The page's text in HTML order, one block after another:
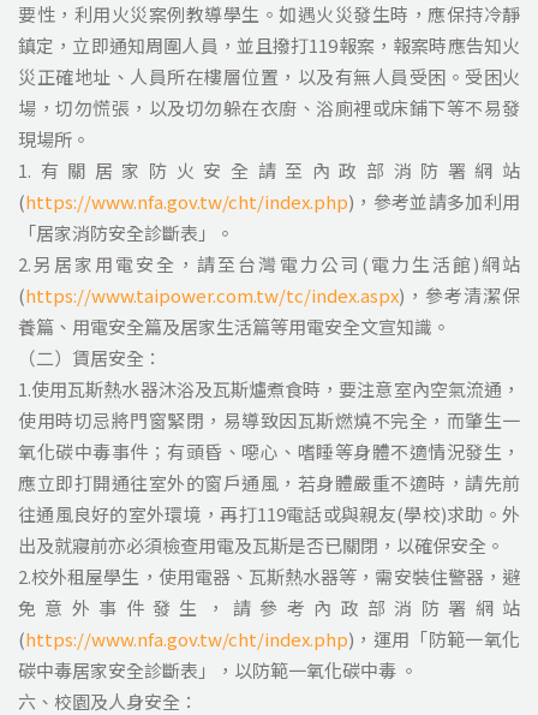
要性，利用火災案例教導學生。如遇火災發生時，應保持冷靜
鎮定，立即通知周圍人員，並且撥打119報案，報案時應告知火
災正確地址、人員所在樓層位置，以及有無人員受困。受困火
場，切勿慌張，以及切勿躲在衣廚、浴廁裡或床鋪下等不易發
現場所。
1.有關居家防火安全請至內政部消防署網站
(https://www.nfa.gov.tw/cht/index.php)，參考並請多加利用
「居家消防安全診斷表」。
2.另居家用電安全，請至台灣電力公司(電力生活館)網站
(https://www.taipower.com.tw/tc/index.aspx)，參考清潔保
養篇、用電安全篇及居家生活篇等用電安全文宣知識。
（二）賃居安全：
1.使用瓦斯熱水器沐浴及瓦斯爐煮食時，要注意室內空氣流通，
使用時切忌將門窗緊閉，易導致因瓦斯燃燒不完全，而肇生一
氧化碳中毒事件；有頭昏、噁心、嗜睡等身體不適情況發生，
應立即打開通往室外的窗戶通風，若身體嚴重不適時，請先前
往通風良好的室外環境，再打119電話或與親友(學校)求助。外
出及就寢前亦必須檢查用電及瓦斯是否已關閉，以確保安全。
2.校外租屋學生，使用電器、瓦斯熱水器等，需安裝住警器，避
免意外事件發生，請參考內政部消防署網站
(https://www.nfa.gov.tw/cht/index.php)，運用「防範一氧化
碳中毒居家安全診斷表」，以防範一氧化碳中毒 。
六、校園及人身安全：